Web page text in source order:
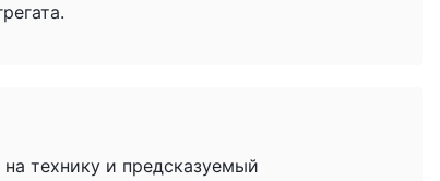
технику и предсказуемый